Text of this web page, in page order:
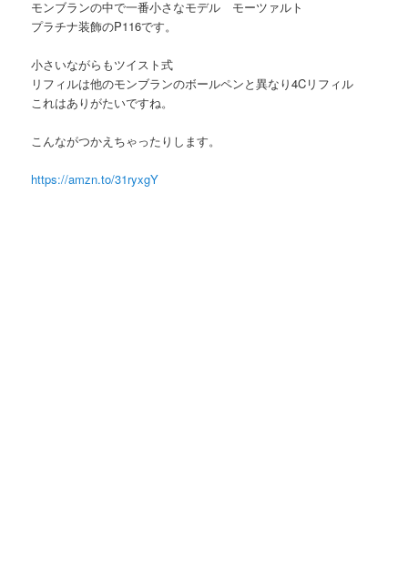
モンブランの中で一番小さなモデル モーツァルト
プラチナ装飾のP116です。
小さいながらもツイスト式
リフィルは他のモンブランのボールペンと異なり4Cリフィル
これはありがたいですね。
こんながつかえちゃったりします。
https://amzn.to/31ryxgY